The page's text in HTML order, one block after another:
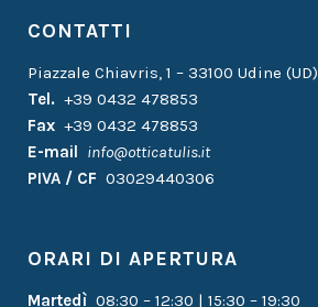
CONTATTI
Piazzale Chiavris, 1 – 33100 Udine (UD)
Tel. +39 0432 478853
Fax +39 0432 478853
E-mail info@otticatulis.it
PIVA / CF 03029440306
ORARI DI APERTURA
Martedì 08:30 – 12:30 | 15:30 – 19:30